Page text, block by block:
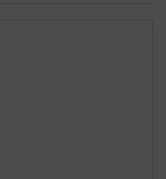
Sie mit der Tab-